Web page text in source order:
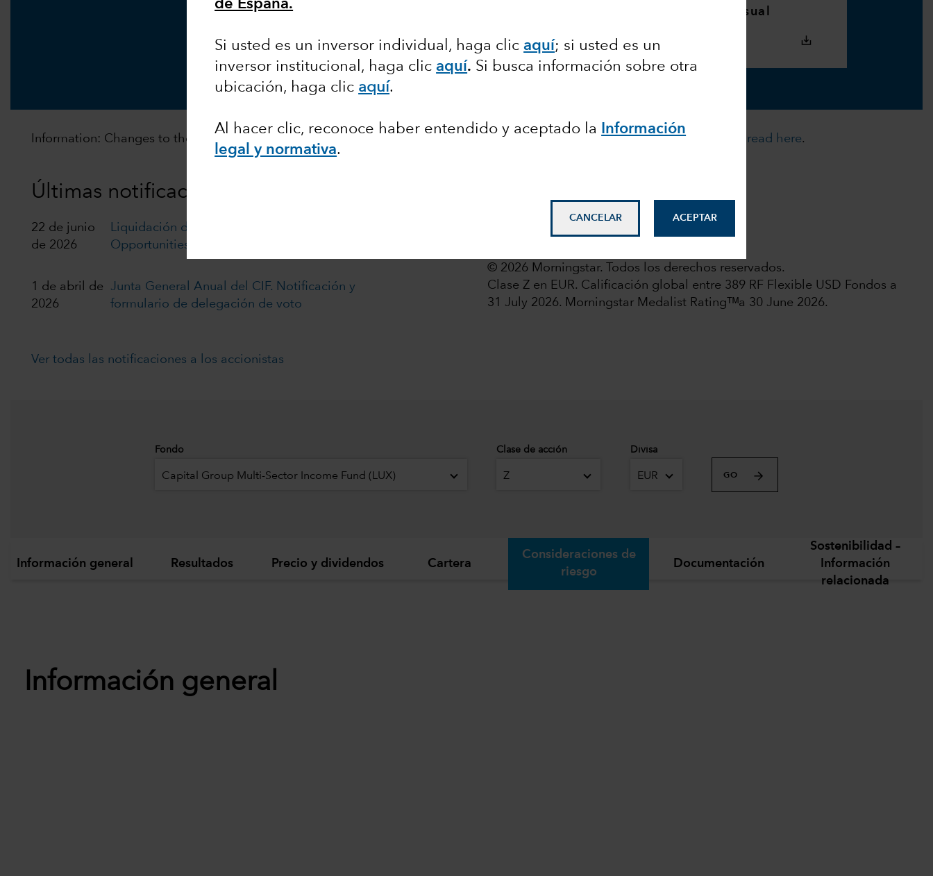
de España.
Si usted es un inversor individual, haga clicaquí; si usted es un
inversor institucional, haga clicaquí. Si busca información sobre otra
ubicación, haga clic aquí.
Al hacer clic, reconoce haber entendido y aceptado la
Información
legal y normativa.
CANCELAR ACEPTAR
mensual
Information: Changes to the distribution policy of share classes of the Funds with fixed distribution policies. For more details, read here.
Últimas notificaciones a los accionistas
22 de junio
de 2026
Liquidación de Capital Group European
Opportunities (LUX)
1 de abril de
2026
Junta General Anual del CIF. Notificación y
formulario de delegación de voto
Ver todas las notificaciones a los accionistas
Analyst-Driven %
Data Coverage %
© 2026 Morningstar. Todos los derechos reservados.
Clase Z en EUR. Calificación global entre 389 RF Flexible USD Fondos a
31 July 2026. Morningstar Medalist Ratingᵀᴹa 30 June 2026.
Fondo
Capital Group Multi-Sector Income Fund (LUX)
Clase de acción
Z
Divisa
EUR GO
Información general Resultados Precio y dividendos Cartera
Consideraciones de
riesgo
Documentación
Sostenibilidad –
Información
relacionada
Información general